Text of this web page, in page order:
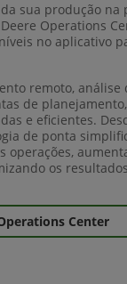
sua produção na
Operations
no aplicativo
remoto, análise
de
e eficientes.
de ponta
operações,
os
Center